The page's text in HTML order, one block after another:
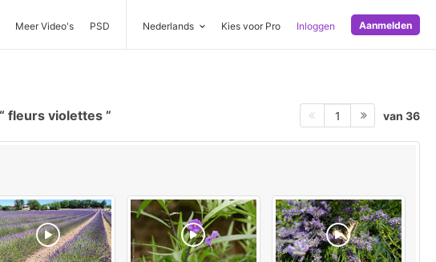
Meer Video's PSD Nederlands Kies voor Pro Inloggen Aanmelden
fleurs violettes 1 van 36